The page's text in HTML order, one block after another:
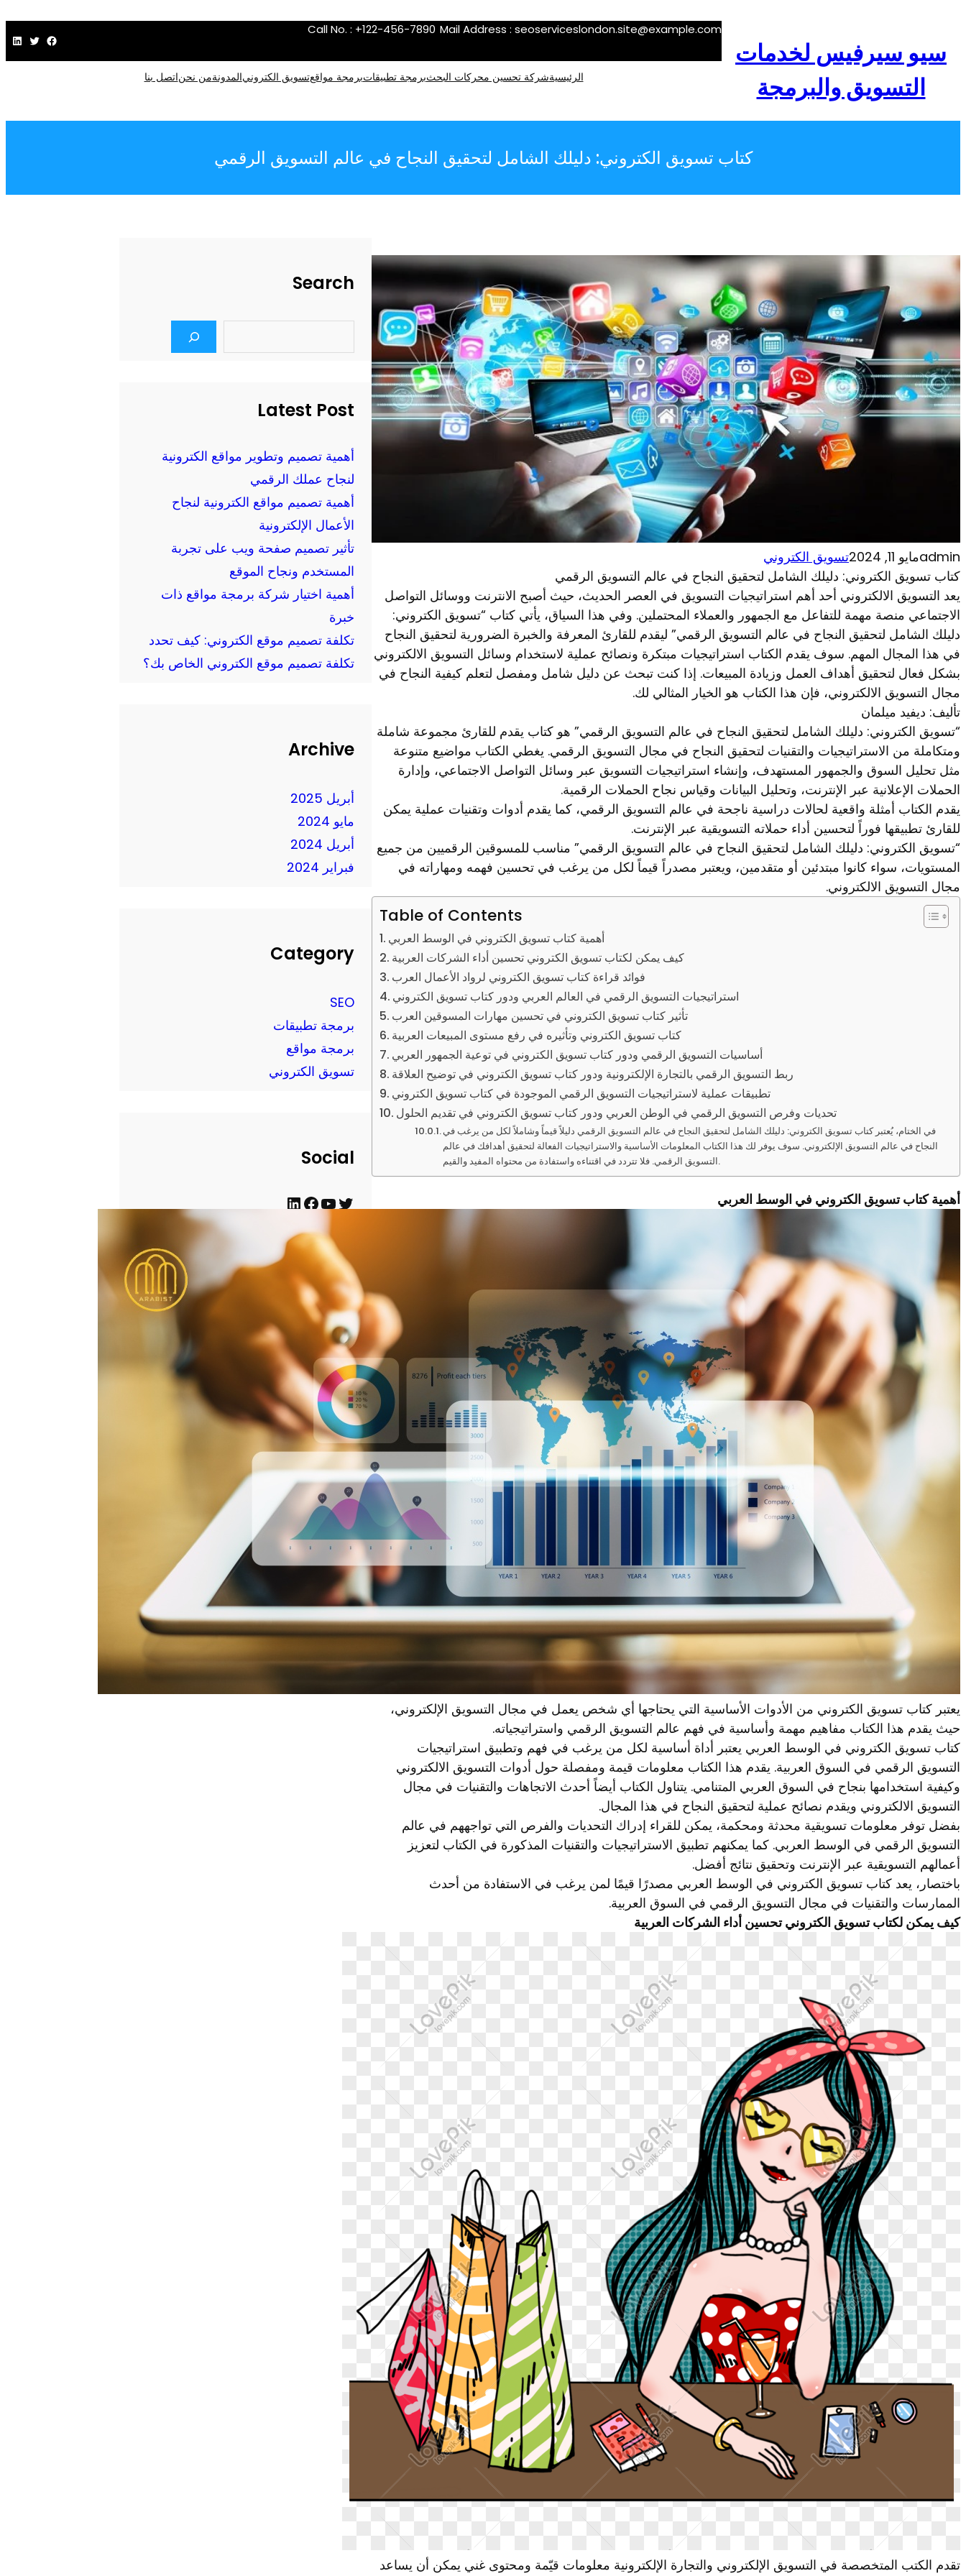
سيو سيرفيس لخدمات
التسويق والبرمجة
Mail Address : seoserviceslondon.site@example.com
Call No. : +122-456-7890
فيسبوك تويتر لينكد إن
الرئيسيةشركة تحسين محركات البحثبرمجة تطبيقاتبرمجة مواقعتسويق الكترونيالمدونةمن نحناتصل بنا
كتاب تسويق الكتروني: دليلك الشامل لتحقيق النجاح في عالم التسويق الرقمي
adminمايو 11, 2024
تسويق الكتروني
كتاب تسويق الكتروني: دليلك الشامل لتحقيق النجاح في عالم التسويق الرقمي
يعد التسويق الالكتروني أحد أهم استراتيجيات التسويق في العصر الحديث، حيث أصبح الانترنت ووسائل التواصل
الاجتماعي منصة مهمة للتفاعل مع الجمهور والعملاء المحتملين. وفي هذا السياق، يأتي كتاب “تسويق الكتروني:
دليلك الشامل لتحقيق النجاح في عالم التسويق الرقمي” ليقدم للقارئ المعرفة والخبرة الضرورية لتحقيق النجاح
في هذا المجال المهم. سوف يقدم الكتاب استراتيجيات مبتكرة ونصائح عملية لاستخدام وسائل التسويق الالكتروني
بشكل فعال لتحقيق أهداف العمل وزيادة المبيعات. إذا كنت تبحث عن دليل شامل ومفصل لتعلم كيفية النجاح في
مجال التسويق الالكتروني، فإن هذا الكتاب هو الخيار المثالي لك.
تأليف: ديفيد ميلمان
“تسويق الكتروني: دليلك الشامل لتحقيق النجاح في عالم التسويق الرقمي” هو كتاب يقدم للقارئ مجموعة شاملة
ومتكاملة من الاستراتيجيات والتقنيات لتحقيق النجاح في مجال التسويق الرقمي. يغطي الكتاب مواضيع متنوعة
مثل تحليل السوق والجمهور المستهدف، وإنشاء استراتيجيات التسويق عبر وسائل التواصل الاجتماعي، وإدارة
الحملات الإعلانية عبر الإنترنت، وتحليل البيانات وقياس نجاح الحملات الرقمية.
يقدم الكتاب أمثلة واقعية لحالات دراسية ناجحة في عالم التسويق الرقمي، كما يقدم أدوات وتقنيات عملية يمكن
للقارئ تطبيقها فوراً لتحسين أداء حملاته التسويقية عبر الإنترنت.
“تسويق الكتروني: دليلك الشامل لتحقيق النجاح في عالم التسويق الرقمي” مناسب للمسوقين الرقميين من جميع
المستويات، سواء كانوا مبتدئين أو متقدمين، ويعتبر مصدراً قيماً لكل من يرغب في تحسين فهمه ومهاراته في
مجال التسويق الالكتروني.
Table of Contents
أهمية كتاب تسويق الكتروني في الوسط العربي
كيف يمكن لكتاب تسويق الكتروني تحسين أداء الشركات العربية
فوائد قراءة كتاب تسويق الكتروني لرواد الأعمال العرب
استراتيجيات التسويق الرقمي في العالم العربي ودور كتاب تسويق الكتروني
تأثير كتاب تسويق الكتروني في تحسين مهارات المسوقين العرب
كتاب تسويق الكتروني وتأثيره في رفع مستوى المبيعات العربية
أساسيات التسويق الرقمي ودور كتاب تسويق الكتروني في توعية الجمهور العربي
ربط التسويق الرقمي بالتجارة الإلكترونية ودور كتاب تسويق الكتروني في توضيح العلاقة
تطبيقات عملية لاستراتيجيات التسويق الرقمي الموجودة في كتاب تسويق الكتروني
تحديات وفرص التسويق الرقمي في الوطن العربي ودور كتاب تسويق الكتروني في تقديم الحلول
في الختام، يُعتبر كتاب تسويق الكتروني: دليلك الشامل لتحقيق النجاح في عالم التسويق الرقمي دليلاً قيماً وشاملاً لكل من يرغب في
النجاح في عالم التسويق الإلكتروني. سوف يوفر لك هذا الكتاب المعلومات الأساسية والاستراتيجيات الفعالة لتحقيق أهدافك في عالم
التسويق الرقمي. فلا تتردد في اقتناءه واستفادة من محتواه المفيد والقيم.
أهمية كتاب تسويق الكتروني في الوسط العربي
يعتبر كتاب تسويق الكتروني من الأدوات الأساسية التي يحتاجها أي شخص يعمل في مجال التسويق الإلكتروني،
حيث يقدم هذا الكتاب مفاهيم مهمة وأساسية في فهم عالم التسويق الرقمي واستراتيجياته.
كتاب تسويق الكتروني في الوسط العربي يعتبر أداة أساسية لكل من يرغب في فهم وتطبيق استراتيجيات
التسويق الرقمي في السوق العربية. يقدم هذا الكتاب معلومات قيمة ومفصلة حول أدوات التسويق الالكتروني
وكيفية استخدامها بنجاح في السوق العربي المتنامي. يتناول الكتاب أيضاً أحدث الاتجاهات والتقنيات في مجال
التسويق الالكتروني ويقدم نصائح عملية لتحقيق النجاح في هذا المجال.
بفضل توفر معلومات تسويقية محدثة ومحكمة، يمكن للقراء إدراك التحديات والفرص التي تواجههم في عالم
التسويق الرقمي في الوسط العربي. كما يمكنهم تطبيق الاستراتيجيات والتقنيات المذكورة في الكتاب لتعزيز
أعمالهم التسويقية عبر الإنترنت وتحقيق نتائج أفضل.
باختصار، يعد كتاب تسويق الكتروني في الوسط العربي مصدرًا قيمًا لمن يرغب في الاستفادة من أحدث
الممارسات والتقنيات في مجال التسويق الرقمي في السوق العربية.
كيف يمكن لكتاب تسويق الكتروني تحسين أداء الشركات العربية
تقدم الكتب المتخصصة في التسويق الإلكتروني والتجارة الإلكترونية معلومات قيّمة ومحتوى غني يمكن أن يساعد
Search
a
h
Latest Post
أهمية تصميم وتطوير مواقع الكترونية
لنجاح عملك الرقمي
أهمية تصميم مواقع الكترونية لنجاح
الأعمال الإلكترونية
تأثير تصميم صفحة ويب على تجربة
المستخدم ونجاح الموقع
أهمية اختيار شركة برمجة مواقع ذات
خبرة
تكلفة تصميم موقع الكتروني: كيف تحدد
تكلفة تصميم موقع الكتروني الخاص بك؟
Archive
أبريل 2025
مايو 2024
أبريل 2024
فبراير 2024
Category
SEO
برمجة تطبيقات
برمجة مواقع
تسويق الكتروني
Social
ت
ي
ت
ر
ي
و
ت
ي
و
ب
ف
ي
س
ب
و
ك
ل
ي
ن
ك
د
إ
ن